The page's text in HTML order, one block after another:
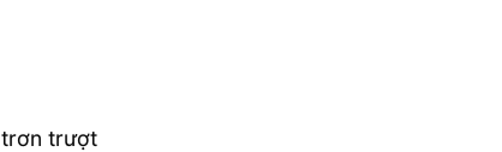
trượt